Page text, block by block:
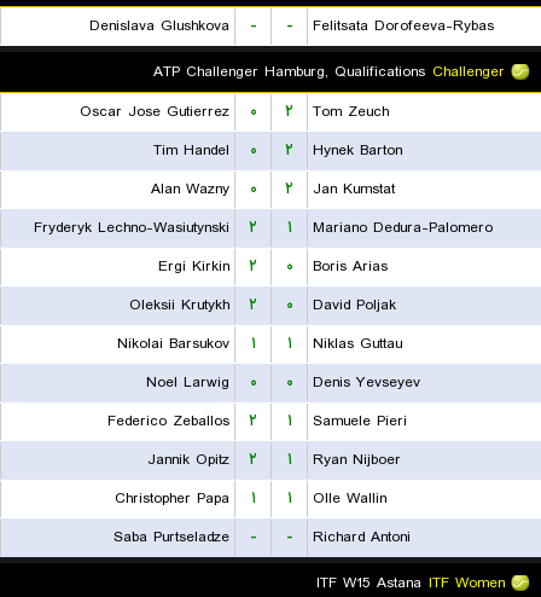
Felitsata Dorofeeva-Rybas
-
-
Denislava Glushkova
Challenger
ATP Challenger Hamburg, Qualifications
Tom Zeuch
۲ ۰
Oscar Jose Gutierrez
Hynek Barton
۲ ۰
Tim Handel
Jan Kumstat
۲ ۰
Alan Wazny
Mariano Dedura-Palomero
۱ ۲
Fryderyk Lechno-Wasiutynski
Boris Arias
۰ ۲
Ergi Kirkin
David Poljak
۰ ۲
Oleksii Krutykh
Niklas Guttau
۱ ۱
Nikolai Barsukov
Denis Yevseyev
۰ ۰
Noel Larwig
Samuele Pieri
۱ ۲
Federico Zeballos
Ryan Nijboer
۱ ۲
Jannik Opitz
Olle Wallin
۱ ۱
Christopher Papa
Richard Antoni
-
-
Saba Purtseladze
ITF Women
ITF W15 Astana